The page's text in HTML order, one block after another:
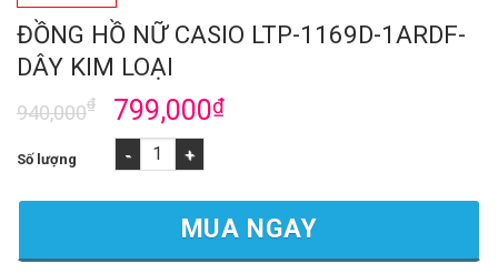
ĐỒNG HỒ NỮ CASIO LTP-1169D-1ARDF-
DÂY KIM LOẠI
940,000₫ 799,000₫
ĐỒNG HỒ NỮ CASIO LTP-1169D-1ARDF-DÂY KIM LOẠI số lượng
MUA NGAY